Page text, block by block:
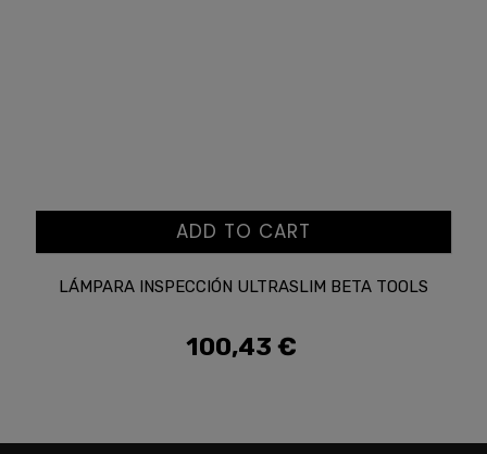
ADD TO CART
LÁMPARA INSPECCIÓN ULTRASLIM BETA TOOLS
Prezzo
100,43 €